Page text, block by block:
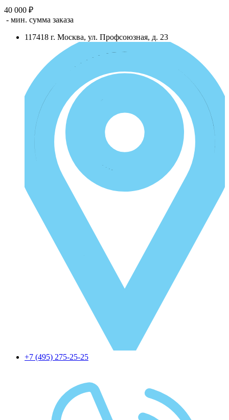
40 000 ₽
- мин. сумма заказа
117418 г. Москва, ул. Профсоюзная, д. 23
+7 (495) 275-25-25